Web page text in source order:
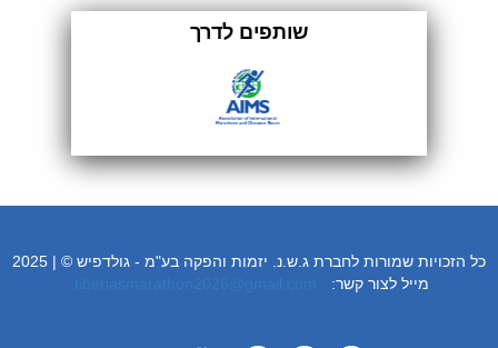
שותפים לדרך
כל הזכויות שמורות לחברת ג.ש.נ. יזמות והפקה בע"מ - גולדפיש © | 2025
:מייל לצור קשר